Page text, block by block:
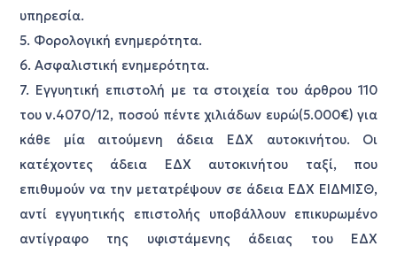
υπηρεσία.
5. Φορολογική ενημερότητα.
6. Ασφαλιστική ενημερότητα.
7. Εγγυητική επιστολή με τα στοιχεία του άρθρου 110
του ν.4070/12, ποσού πέντε χιλιάδων ευρώ(5.000€) για
κάθε μία αιτούμενη άδεια ΕΔΧ αυτοκινήτου. Οι
κατέχοντες άδεια ΕΔΧ αυτοκινήτου ταξί, που
επιθυμούν να την μετατρέψουν σε άδεια ΕΔΧ ΕΙΔΜΙΣΘ,
αντί εγγυητικής επιστολής υποβάλλουν επικυρωμένο
αντίγραφο της υφιστάμενης άδειας του ΕΔΧ